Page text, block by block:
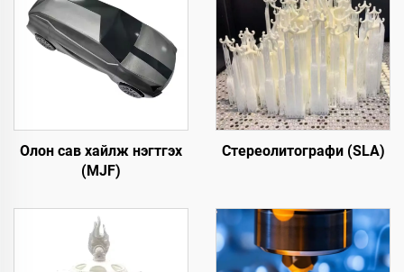
Олон сав хайлж нэгтгэх
(MJF)
Стереолитографи (SLA)